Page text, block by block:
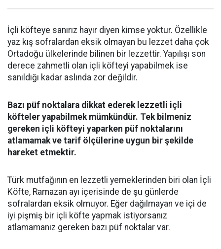
İçli köfteye sanırız hayır diyen kimse yoktur. Özellikle
yaz kış sofralardan eksik olmayan bu lezzet daha çok
Ortadoğu ülkelerinde bilinen bir lezzettir. Yapılışı son
derece zahmetli olan içli köfteyi yapabilmek ise
sanıldığı kadar aslında zor değildir.
Bazı püf noktalara dikkat ederek lezzetli içli
köfteler yapabilmek mümkündür. Tek bilmeniz
gereken içli köfteyi yaparken püf noktalarını
atlamamak ve tarif ölçülerine uygun bir şekilde
hareket etmektir.
Türk mutfağının en lezzetli yemeklerinden biri olan İçli
Köfte, Ramazan ayı içerisinde de şu günlerde
sofralardan eksik olmuyor. Eğer dağılmayan ve içi de
iyi pişmiş bir içli köfte yapmak istiyorsanız
atlamamanız gereken bazı püf noktalar var.